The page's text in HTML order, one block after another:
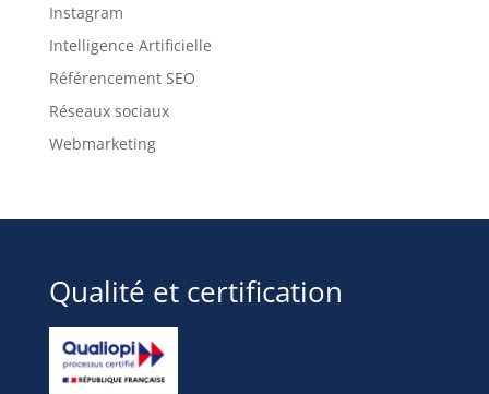
Instagram
Intelligence Artificielle
Référencement SEO
Réseaux sociaux
Webmarketing
Qualité et certification